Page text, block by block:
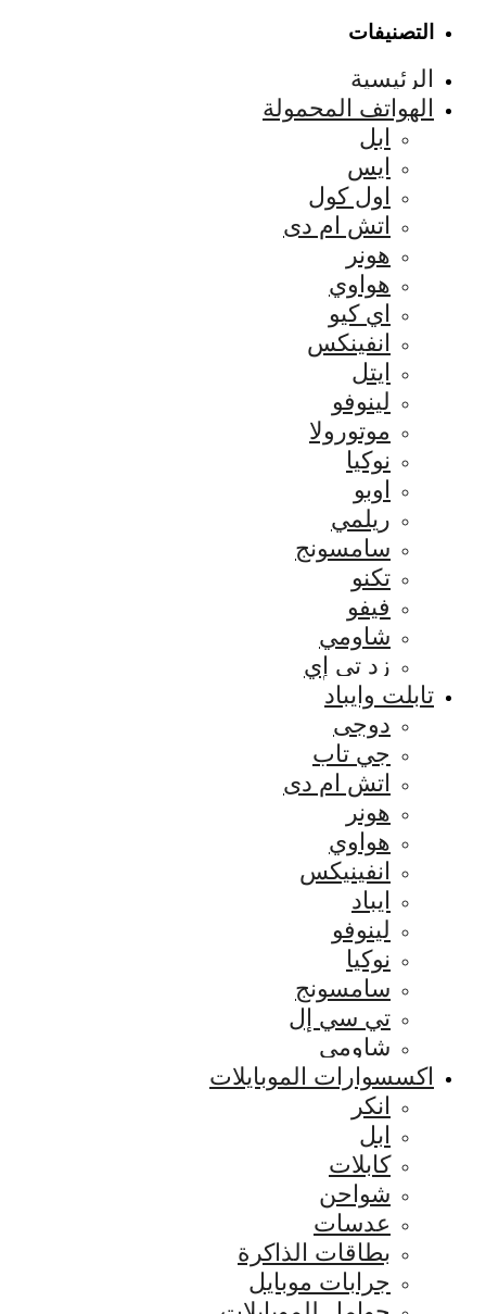
التصنيفات
الرئيسية
الهواتف المحمولة
ابل
ايس
اول كول
اتش ام دى
هونر
هواوي
اي كيو
انفينكس
ايتل
لينوفو
موتورولا
نوكيا
اوبو
ريلمي
سامسونج
تكنو
فيفو
شاومي
زد تي إي
تابلت وايباد
دوجى
جي تاب
اتش ام دى
هونر
هواوي
انفينيكس
ايباد
لينوفو
نوكيا
سامسونج
تي سي إل
شاومي
اكسسوارات الموبايلات
انكر
ابل
كابلات
شواحن
عدسات
بطاقات الذاكرة
جرابات موبايل